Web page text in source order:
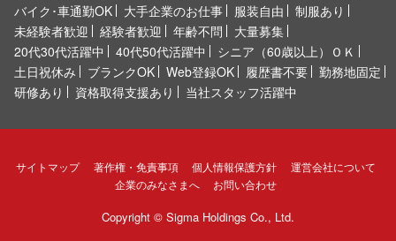
バイク･車通勤OK
大手企業のお仕事 服装自由
制服あり
未経験者歓迎
経験者歓迎 年齢不問
大量募集
20代30代活躍中
40代50代活躍中
シニア（60歳以上）ＯＫ
土日祝休み
ブランクOK Web登録OK 履歴書不要
勤務地固定
研修あり
資格取得支援あり 当社スタッフ活躍中
サイトマップ 著作権・免責事項 個人情報保護方針
運営会社について
企業のみなさまへ
お問い合わせ
Copyright © Sigma Holdings Co., Ltd.